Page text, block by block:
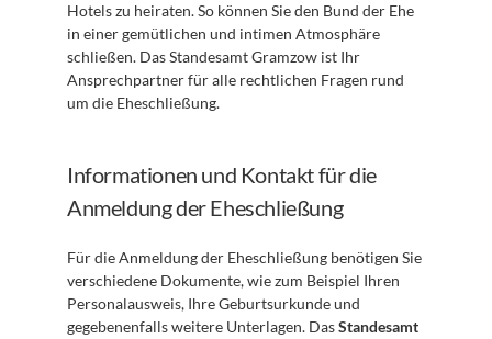
Hotels zu heiraten. So können Sie den Bund der Ehe
in einer gemütlichen und intimen Atmosphäre
schließen. Das Standesamt Gramzow ist Ihr
Ansprechpartner für alle rechtlichen Fragen rund
um die Eheschließung.
Informationen und Kontakt für die
Anmeldung der Eheschließung
Für die Anmeldung der Eheschließung benötigen Sie
verschiedene Dokumente, wie zum Beispiel Ihren
Personalausweis, Ihre Geburtsurkunde und
gegebenenfalls weitere Unterlagen. Das Standesamt